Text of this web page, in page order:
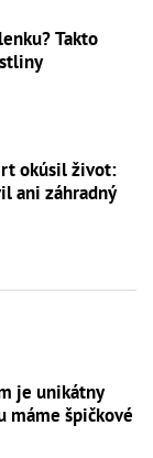
Takto
okúsil život:
ani záhradný
je unikátny
máme špičkové